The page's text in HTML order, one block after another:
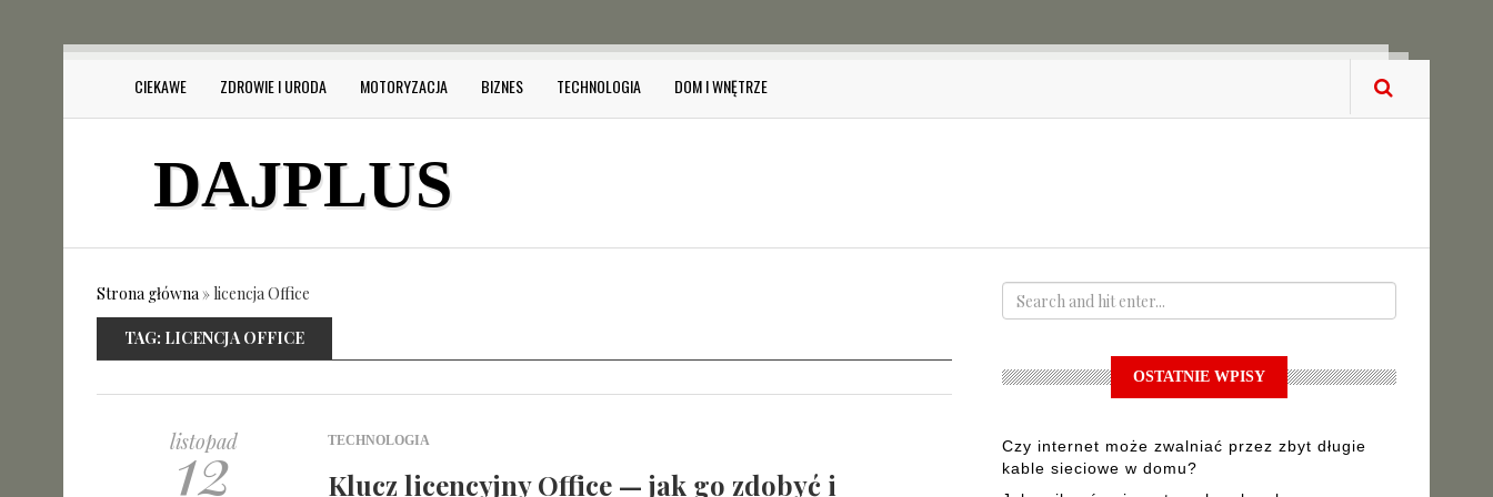
CIEKAWE ZDROWIE I URODA MOTORYZACJA BIZNES TECHNOLOGIA DOM I WNĘTRZE
DAJPLUS
Strona główna» licencja Office
TAG: LICENCJA OFFICE
listopad
12 TECHNOLOGIA
Klucz licencyjny Office — jak go zdobyć i
OSTATNIE WPISY
Czy internet może zwalniać przez zbyt długie
kable sieciowe w domu?